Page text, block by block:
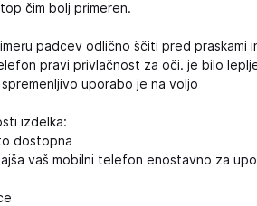
čim bolj primeren.
padcev odlično ščiti pred praskami
pravi privlačnost za oči. je bilo
uporabo je na voljo
izdelka:
dostopna
vaš mobilni telefon enostavno za